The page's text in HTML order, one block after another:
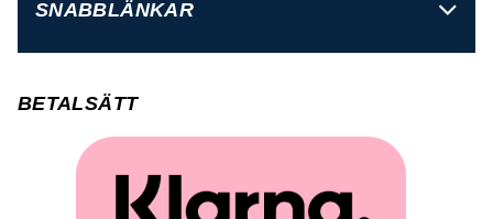
SNABBLÄNKAR
BETALSÄTT